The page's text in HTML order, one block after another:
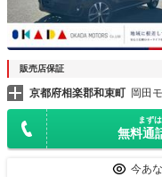
販売店保証
京都府相楽郡和束町 岡田
まず
無料通
今あ